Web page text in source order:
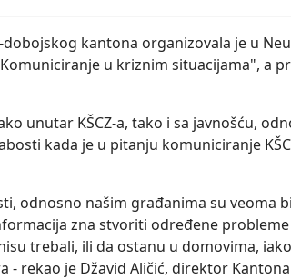
kantona organizovala je u
u kriznim situacijama", a
unutar KŠCZ-a, tako i sa javnošću,
kada je u pitanju komuniciranje
odnosno našim građanima su veoma
zna stvoriti određene
trebali, ili da ostanu u domovima,
rekao je Džavid Aličić, direktor